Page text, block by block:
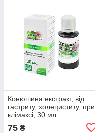
Конюшина екстракт, від
гастриту, холециститу, при
клімаксі, 30 мл
75 ₴